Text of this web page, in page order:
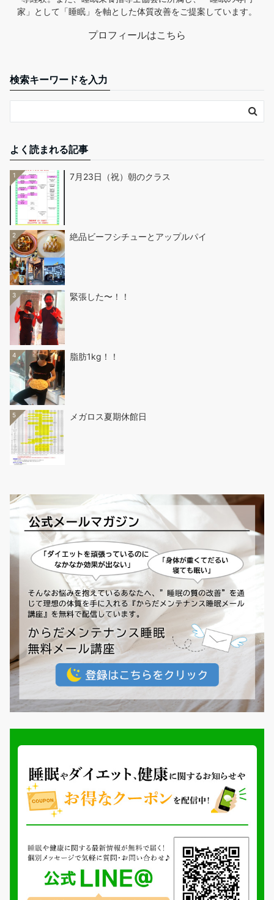
家」として「睡眠」を軸とした体質改善をご提案しています。
プロフィールはこちら
検索キーワードを入力
よく読まれる記事
1 7月23日（祝）朝のクラス
2 絶品ビーフシチューとアップルパイ
3 緊張した〜！！
4 脂肪1kg！！
5 メガロス夏期休館日